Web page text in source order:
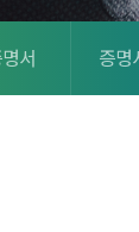
서 증명